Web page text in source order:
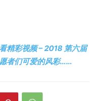
精彩视频 – 2018 第六届
者们可爱的风彩……